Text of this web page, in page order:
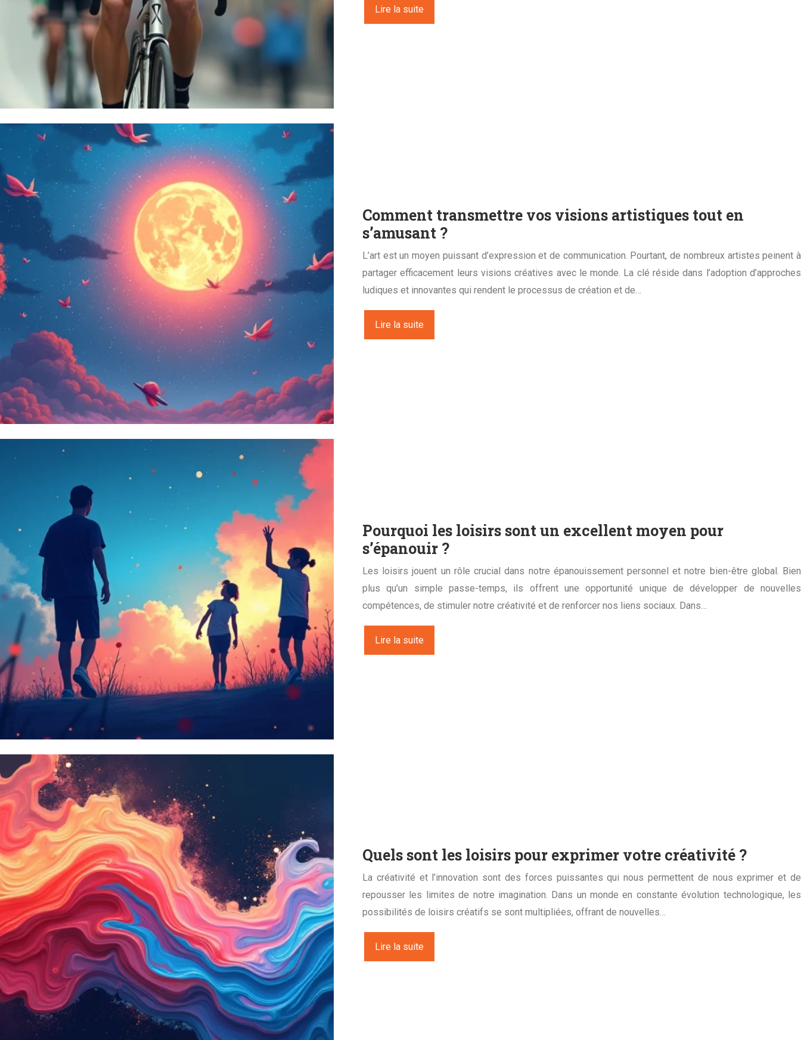
Lire la suite
Comment transmettre vos visions artistiques tout en
s’amusant ?
L’art est un moyen puissant d’expression et de communication. Pourtant, de nombreux artistes peinent à
partager efficacement leurs visions créatives avec le monde. La clé réside dans l’adoption d’approches
ludiques et innovantes qui rendent le processus de création et de…
Lire la suite
Pourquoi les loisirs sont un excellent moyen pour
s’épanouir ?
Les loisirs jouent un rôle crucial dans notre épanouissement personnel et notre bien-être global. Bien
plus qu’un simple passe-temps, ils offrent une opportunité unique de développer de nouvelles
compétences, de stimuler notre créativité et de renforcer nos liens sociaux. Dans…
Lire la suite
Quels sont les loisirs pour exprimer votre créativité ?
La créativité et l’innovation sont des forces puissantes qui nous permettent de nous exprimer et de
repousser les limites de notre imagination. Dans un monde en constante évolution technologique, les
possibilités de loisirs créatifs se sont multipliées, offrant de nouvelles…
Lire la suite